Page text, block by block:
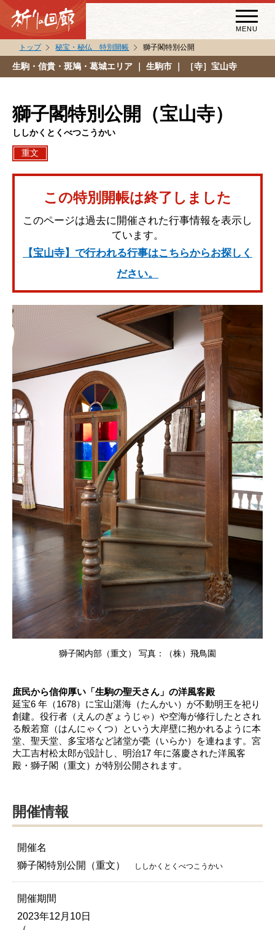
MENU
秘宝・秘仏特別開帳
祈りの回廊コラム
トップ 秘宝・秘仏 特別開帳 獅子閣特別公開
生駒・信貴・斑鳩・葛城エリア ｜ 生駒市 ｜ ［寺］宝山寺
獅子閣特別公開（宝山寺）
ししかくとくべつこうかい
重文
この特別開帳は終了しました
このページは過去に開催された行事情報を表示し
ています。
【宝山寺】で行われる行事はこちらからお探しく
ださい。
獅子閣内部（重文） 写真：（株）飛鳥園
庶民から信仰厚い「生駒の聖天さん」の洋風客殿
延宝6 年（1678）に宝山湛海（たんかい）が不動明王を祀り
創建。役行者（えんのぎょうじゃ）や空海が修行したとされ
る般若窟（はんにゃくつ）という大岸壁に抱かれるように本
堂、聖天堂、多宝塔など諸堂が甍（いらか）を連ねます。宮
大工吉村松太郎が設計し、明治17 年に落慶された洋風客
殿・獅子閣（重文）が特別公開されます。
開催情報
開催名
獅子閣特別公開（重文）
ししかくとくべつこうかい
開催期間
2023年12月10日